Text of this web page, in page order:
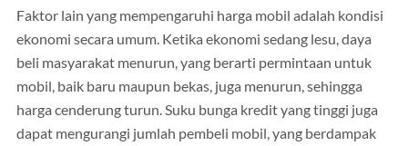
Faktor lain yang mempengaruhi harga mobil adalah kondisi
ekonomi secara umum. Ketika ekonomi sedang lesu, daya
beli masyarakat menurun, yang berarti permintaan untuk
mobil, baik baru maupun bekas, juga menurun, sehingga
harga cenderung turun. Suku bunga kredit yang tinggi juga
dapat mengurangi jumlah pembeli mobil, yang berdampak